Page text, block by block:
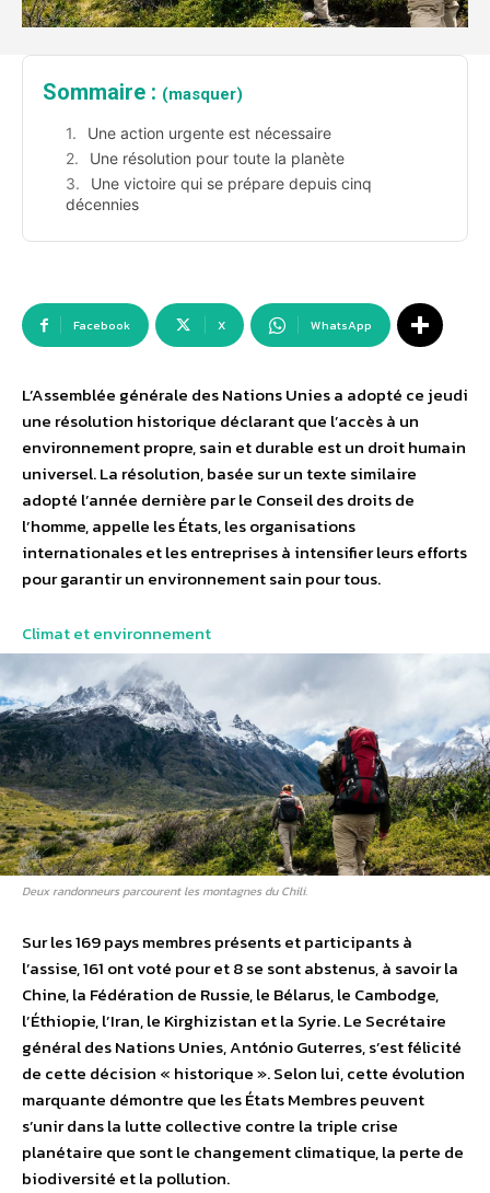
Sommaire : (masquer)
Une action urgente est nécessaire
Une résolution pour toute la planète
Une victoire qui se prépare depuis cinq
décennies
Facebook X WhatsApp
L’Assemblée générale des Nations Unies a adopté ce jeudi
une résolution historique déclarant que l’accès à un
environnement propre, sain et durable est un droit humain
universel. La résolution, basée sur un texte similaire
adopté l’année dernière par le Conseil des droits de
l’homme, appelle les États, les organisations
internationales et les entreprises à intensifier leurs efforts
pour garantir un environnement sain pour tous.
Climat et environnement
Deux randonneurs parcourent les montagnes du Chili.
Sur les 169 pays membres présents et participants à
l’assise, 161 ont voté pour et 8 se sont abstenus, à savoir la
Chine, la Fédération de Russie, le Bélarus, le Cambodge,
l’Éthiopie, l’Iran, le Kirghizistan et la Syrie. Le Secrétaire
général des Nations Unies, António Guterres, s’est félicité
de cette décision « historique ». Selon lui, cette évolution
marquante démontre que les États Membres peuvent
s’unir dans la lutte collective contre la triple crise
planétaire que sont le changement climatique, la perte de
biodiversité et la pollution.